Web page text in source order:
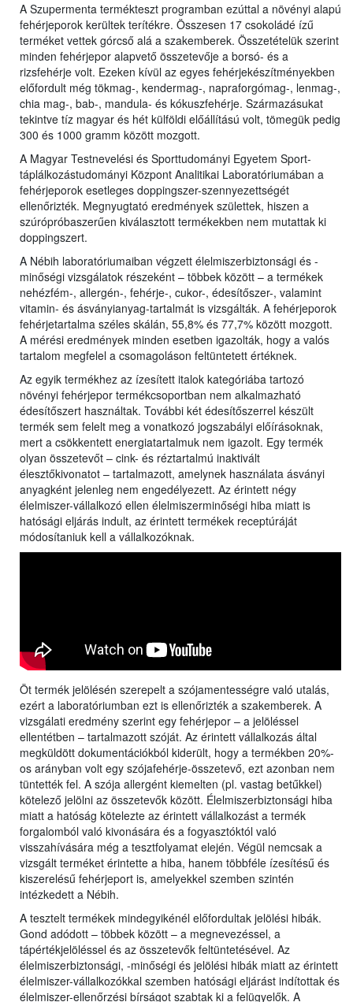
A Szupermenta termékteszt programban ezúttal a növényi alapú
fehérjeporok kerültek terítékre. Összesen 17 csokoládé ízű
terméket vettek górcső alá a szakemberek. Összetételük szerint
minden fehérjepor alapvető összetevője a borsó- és a
rizsfehérje volt. Ezeken kívül az egyes fehérjekészítményekben
előfordult még tökmag-, kendermag-, napraforgómag-, lenmag-,
chia mag-, bab-, mandula- és kókuszfehérje. Származásukat
tekintve tíz magyar és hét külföldi előállítású volt, tömegük pedig
300 és 1000 gramm között mozgott.
A Magyar Testnevelési és Sporttudományi Egyetem Sport-
táplálkozástudományi Központ Analitikai Laboratóriumában a
fehérjeporok esetleges doppingszer-szennyezettségét
ellenőrizték. Megnyugtató eredmények születtek, hiszen a
szúrópróbaszerűen kiválasztott termékekben nem mutattak ki
doppingszert.
A Nébih laboratóriumaiban végzett élelmiszerbiztonsági és -
minőségi vizsgálatok részeként – többek között – a termékek
nehézfém-, allergén-, fehérje-, cukor-, édesítőszer-, valamint
vitamin- és ásványianyag-tartalmát is vizsgálták. A fehérjeporok
fehérjetartalma széles skálán, 55,8% és 77,7% között mozgott.
A mérési eredmények minden esetben igazolták, hogy a valós
tartalom megfelel a csomagoláson feltüntetett értéknek.
Az egyik termékhez az ízesített italok kategóriába tartozó
növényi fehérjepor termékcsoportban nem alkalmazható
édesítőszert használtak. További két édesítőszerrel készült
termék sem felelt meg a vonatkozó jogszabályi előírásoknak,
mert a csökkentett energiatartalmuk nem igazolt. Egy termék
olyan összetevőt – cink- és réztartalmú inaktivált
élesztőkivonatot – tartalmazott, amelynek használata ásványi
anyagként jelenleg nem engedélyezett. Az érintett négy
élelmiszer-vállalkozó ellen élelmiszerminőségi hiba miatt is
hatósági eljárás indult, az érintett termékek receptúráját
módosítaniuk kell a vállalkozóknak.
Öt termék jelölésén szerepelt a szójamentességre való utalás,
ezért a laboratóriumban ezt is ellenőrizték a szakemberek. A
vizsgálati eredmény szerint egy fehérjepor – a jelöléssel
ellentétben – tartalmazott szóját. Az érintett vállalkozás által
megküldött dokumentációkból kiderült, hogy a termékben 20%-
os arányban volt egy szójafehérje-összetevő, ezt azonban nem
tüntették fel. A szója allergént kiemelten (pl. vastag betűkkel)
kötelező jelölni az összetevők között. Élelmiszerbiztonsági hiba
miatt a hatóság kötelezte az érintett vállalkozást a termék
forgalomból való kivonására és a fogyasztóktól való
visszahívására még a tesztfolyamat elején. Végül nemcsak a
vizsgált terméket érintette a hiba, hanem többféle ízesítésű és
kiszerelésű fehérjeport is, amelyekkel szemben szintén
intézkedett a Nébih.
A tesztelt termékek mindegyikénél előfordultak jelölési hibák.
Gond adódott – többek között – a megnevezéssel, a
tápértékjelöléssel és az összetevők feltüntetésével. Az
élelmiszerbiztonsági, -minőségi és jelölési hibák miatt az érintett
élelmiszer-vállalkozókkal szemben hatósági eljárást indítottak és
élelmiszer-ellenőrzési bírságot szabtak ki a felügyelők. A